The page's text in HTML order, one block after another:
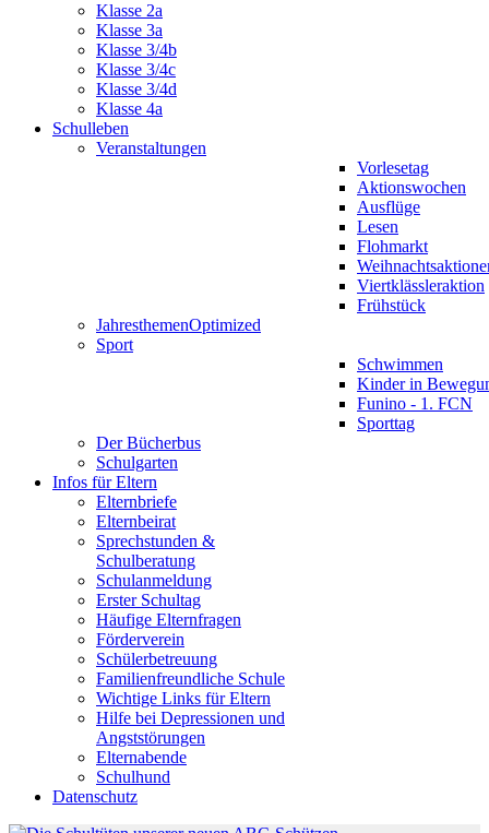
Klasse 2a
Klasse 3a
Klasse 3/4b
Klasse 3/4c
Klasse 3/4d
Klasse 4a
Schulleben
Veranstaltungen
Vorlesetag
Aktionswochen
Ausflüge
Lesen
Flohmarkt
Viertklässleraktion
Frühstück
JahresthemenOptimized
Sport
Schwimmen
Kinder in
Funino - 1. FCN
Sporttag
Der Bücherbus
Schulgarten
Infos für Eltern
Elternbriefe
Elternbeirat
Sprechstunden &
Schulberatung
Schulanmeldung
Erster Schultag
Häufige Elternfragen
Förderverein
Schülerbetreuung
Familienfreundliche Schule
Wichtige Links für Eltern
Hilfe bei Depressionen und
Angststörungen
Elternabende
Schulhund
Datenschutz